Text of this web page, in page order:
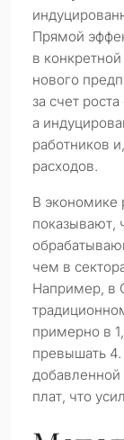
Прямой
в
нового
за счет
а
работников
расходов.
В экономике
показывают,
чем в
Например, в
примерно в
превышать
плат, что